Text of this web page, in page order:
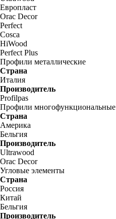
Европласт
Orac Decor
Perfect
Cosca
HiWood
Perfect Plus
Профили металлические
Страна
Италия
Производитель
Profilpas
Профили многофункциональные
Страна
Америка
Бельгия
Производитель
Ultrawood
Orac Decor
Угловые элементы
Страна
Россия
Китай
Бельгия
Производитель